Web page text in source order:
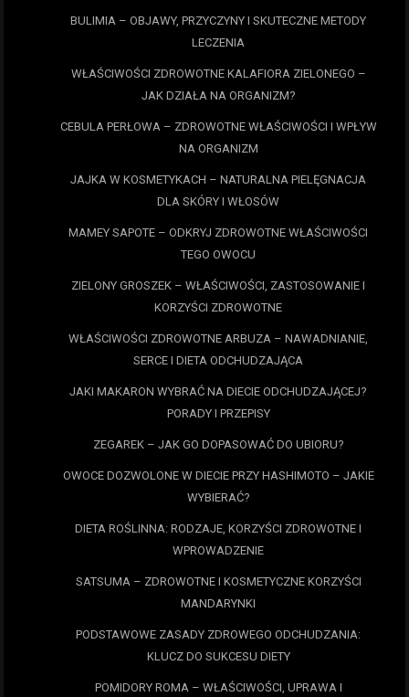
BULIMIA – OBJAWY, PRZYCZYNY I SKUTECZNE METODY
LECZENIA
WŁAŚCIWOŚCI ZDROWOTNE KALAFIORA ZIELONEGO –
JAK DZIAŁA NA ORGANIZM?
CEBULA PERŁOWA – ZDROWOTNE WŁAŚCIWOŚCI I WPŁYW
NA ORGANIZM
JAJKA W KOSMETYKACH – NATURALNA PIELĘGNACJA
DLA SKÓRY I WŁOSÓW
MAMEY SAPOTE – ODKRYJ ZDROWOTNE WŁAŚCIWOŚCI
TEGO OWOCU
ZIELONY GROSZEK – WŁAŚCIWOŚCI, ZASTOSOWANIE I
KORZYŚCI ZDROWOTNE
WŁAŚCIWOŚCI ZDROWOTNE ARBUZA – NAWADNIANIE,
SERCE I DIETA ODCHUDZAJĄCA
JAKI MAKARON WYBRAĆ NA DIECIE ODCHUDZAJĄCEJ?
PORADY I PRZEPISY
ZEGAREK – JAK GO DOPASOWAĆ DO UBIORU?
OWOCE DOZWOLONE W DIECIE PRZY HASHIMOTO – JAKIE
WYBIERAĆ?
DIETA ROŚLINNA: RODZAJE, KORZYŚCI ZDROWOTNE I
WPROWADZENIE
SATSUMA – ZDROWOTNE I KOSMETYCZNE KORZYŚCI
MANDARYNKI
PODSTAWOWE ZASADY ZDROWEGO ODCHUDZANIA:
KLUCZ DO SUKCESU DIETY
POMIDORY ROMA – WŁAŚCIWOŚCI, UPRAWA I